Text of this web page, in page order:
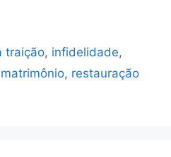
traição, infidelidade,
matrimônio, restauração